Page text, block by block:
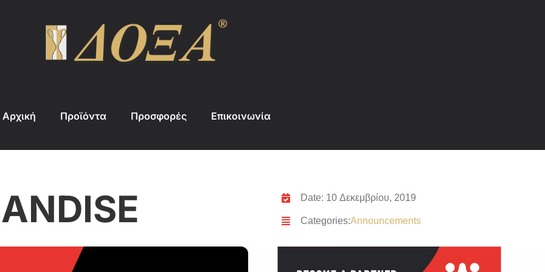
Αρχική Προϊόντα Προσφορές Επικοινωνία
Date: 10 Δεκεμβρίου, 2019
Categories:Announcements